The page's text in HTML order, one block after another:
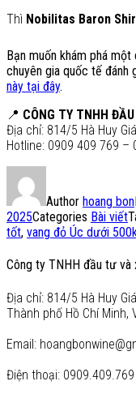
Thì Nobilitas Baron
Bạn muốn khám phá
chuyên gia quốc tế đánh
này tại đây.
📍 CÔNG TY TNHH
Địa chỉ: 814/5 Hà Huy
Hotline: 0909 409 769 –
Author hoang bon
2025Categories Bài viết
tốt, vang đỏ Úc dưới
Công ty TNHH đầu tư và
Địa chỉ: 814/5 Hà Huy
Thành phố Hồ Chí Minh,
Email:
Điện thoại: 0909.409.769